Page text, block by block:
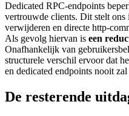
Dedicated RPC-endpoints
vertrouwde clients. Dit stelt ons
verwijderen en directe http-
Als gevolg hiervan is een
Onafhankelijk van
structurele verschil ervoor dat
en dedicated endpoints nooit
De resterende